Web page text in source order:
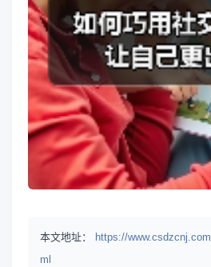
本文地址：
https://
ml